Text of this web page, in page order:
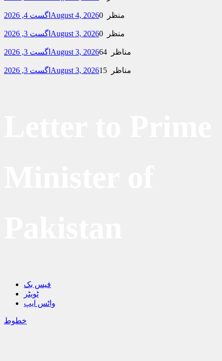
اگست 4, 2026 August 4, 2026 0 منظر
اگست 3, 2026 August 3, 2026 0 منظر
اگست 3, 2026 August 3, 2026 64 مناظر
اگست 3, 2026 August 3, 2026 15 مناظر
فیس بک
ٹویٹر
واٹس ایپ
خطوط